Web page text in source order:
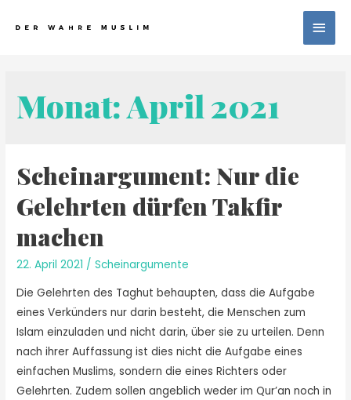
Monat:April 2021
Scheinargument: Nur die
Gelehrten dürfen Takfir
machen
22. April 2021 /Scheinargumente
Die Gelehrten des Taghut behaupten, dass die Aufgabe
eines Verkünders nur darin besteht, die Menschen zum
Islam einzuladen und nicht darin, über sie zu urteilen. Denn
nach ihrer Auffassung ist dies nicht die Aufgabe eines
einfachen Muslims, sondern die eines Richters oder
Gelehrten. Zudem sollen angeblich weder im Qur’an noch in